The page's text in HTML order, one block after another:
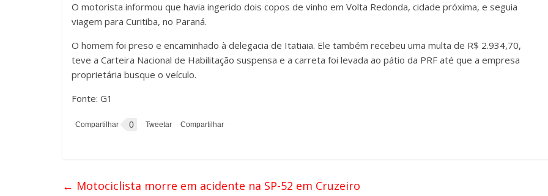
O motorista informou que havia ingerido dois copos de vinho em Volta Redonda, cidade próxima, e seguia
viagem para Curitiba, no Paraná.
O homem foi preso e encaminhado à delegacia de Itatiaia. Ele também recebeu uma multa de R$ 2.934,70,
teve a Carteira Nacional de Habilitação suspensa e a carreta foi levada ao pátio da PRF até que a empresa
proprietária busque o veículo.
Fonte: G1
0
← Motociclista morre em acidente na SP-52 em Cruzeiro